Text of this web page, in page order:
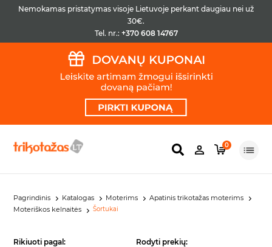
Nemokamas pristatymas visoje Lietuvoje perkant daugiau nei už
30€.
Tel. nr.: +370 608 14767
0
Pagrindinis Katalogas Moterims
Apatinis trikotažas moterims
Moteriškos kelnaitės
Šortukai
Rikiuoti pagal:
Rodyti prekių: